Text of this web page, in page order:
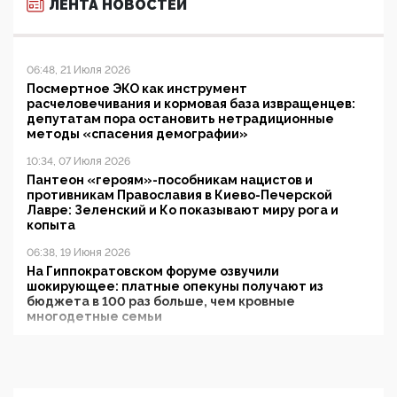
ЛЕНТА НОВОСТЕЙ
06:48, 21 Июля 2026
Посмертное ЭКО как инструмент
расчеловечивания и кормовая база извращенцев:
депутатам пора остановить нетрадиционные
методы «спасения демографии»
10:34, 07 Июля 2026
Пантеон «героям»-пособникам нацистов и
противникам Православия в Киево-Печерской
Лавре: Зеленский и Ко показывают миру рога и
копыта
06:38, 19 Июня 2026
На Гиппократовском форуме озвучили
шокирующее: платные опекуны получают из
бюджета в 100 раз больше, чем кровные
многодетные семьи